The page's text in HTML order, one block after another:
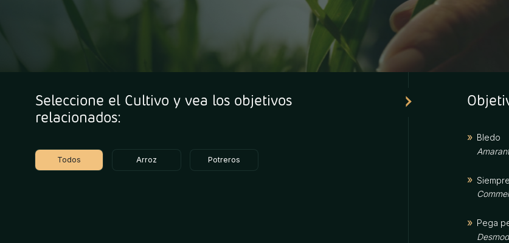
Seleccione el Cultivo y vea los objetivos
relacionados:
Todos Arroz Potreros
Bledo
Pega